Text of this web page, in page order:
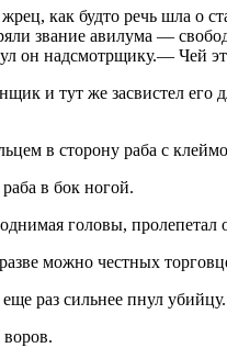
как будто речь шла
звание авилума —
он надсмотрщику.— Чей
и тут же засвистел его
в сторону раба с
в бок ногой.
головы, пролепетал
можно честных
раз сильнее пнул убийцу.